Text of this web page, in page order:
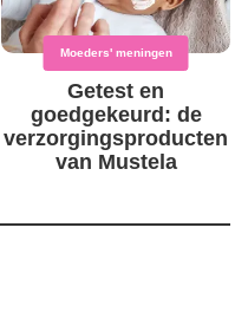
Moeders' meningen
Getest en
goedgekeurd: de
verzorgingsproducten
van Mustela